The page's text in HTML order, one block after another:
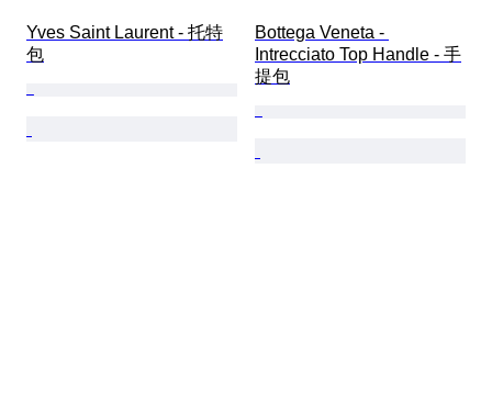
Yves Saint Laurent - 托特
包
Bottega Veneta -
Intrecciato Top Handle - 手
提包